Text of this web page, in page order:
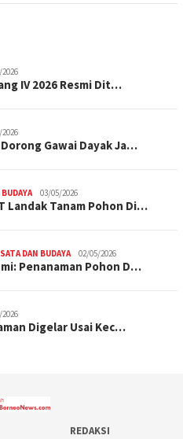
IV 2026 Resmi Dit…
Gawai Dayak Ja…
03/05/2026
Landak Tanam Pohon Di…
DAN BUDAYA 02/05/2026
Penanaman Pohon D…
Digelar Usai Kec…
REDAKSI